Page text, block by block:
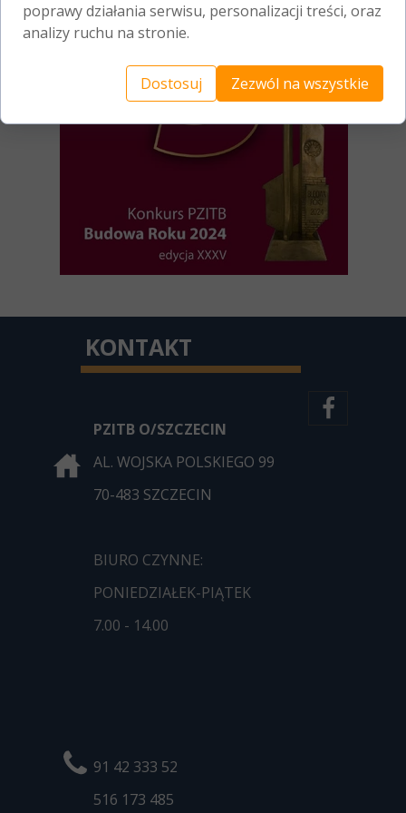
KONTAKT
PZITB O/SZCZECIN
AL. WOJSKA POLSKIEGO 99
70-483 SZCZECIN
BIURO CZYNNE:
PONIEDZIAŁEK-PIĄTEK
7.00 - 14.00
91 42 333 52
516 173 485
poprawy działania serwisu, personalizacji treści, oraz
analizy ruchu na stronie.
Dostosuj Zezwól na wszystkie